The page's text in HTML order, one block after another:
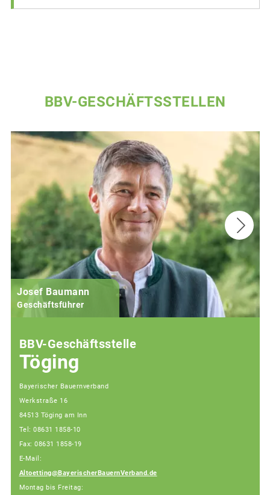
BBV-GESCHÄFTSSTELLEN
Josef Baumann
Geschäftsführer
BBV-Geschäftsstelle
Töging
Bayerischer Bauernverband
Werkstraße 16
84513 Töging am Inn
Tel: 08631 1858-10
Fax: 08631 1858-19
E-Mail:
Altoetting@BayerischerBauernVerband.de
Montag bis Freitag: